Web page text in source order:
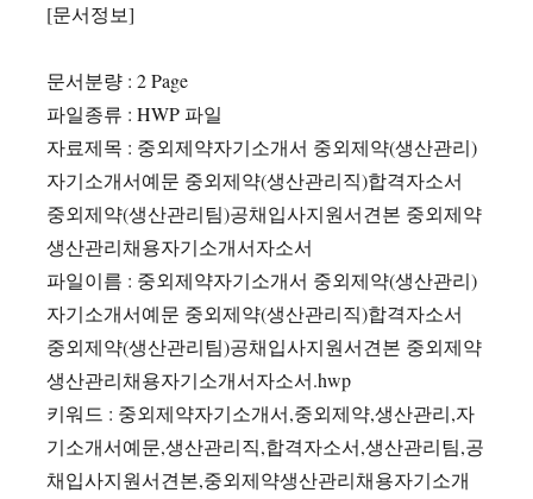
[문서정보]
문서분량 : 2 Page
파일종류 : HWP 파일
자료제목 : 중외제약자기소개서 중외제약(생산관리)
자기소개서예문 중외제약(생산관리직)합격자소서
중외제약(생산관리팀)공채입사지원서견본 중외제약
생산관리채용자기소개서자소서
파일이름 : 중외제약자기소개서 중외제약(생산관리)
자기소개서예문 중외제약(생산관리직)합격자소서
중외제약(생산관리팀)공채입사지원서견본 중외제약
생산관리채용자기소개서자소서.hwp
키워드 : 중외제약자기소개서,중외제약,생산관리,자
기소개서예문,생산관리직,합격자소서,생산관리팀,공
채입사지원서견본,중외제약생산관리채용자기소개